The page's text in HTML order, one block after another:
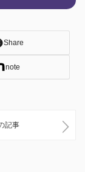
Share
note
記事